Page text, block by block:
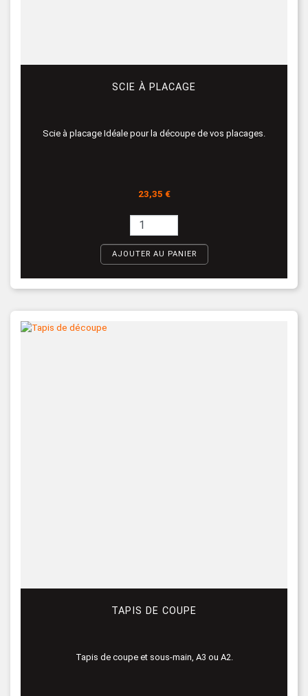
SCIE À PLACAGE
Scie à placage Idéale pour la découpe de vos placages.
Prix
23,35 €
AJOUTER AU PANIER
TAPIS DE COUPE
Tapis de coupe et sous-main, A3 ou A2.